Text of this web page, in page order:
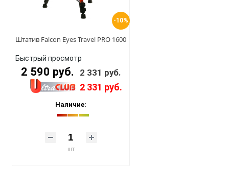
-10%
Штатив Falcon Eyes Travel PRO 1600
Быстрый просмотр
2 590 руб. 2 331 руб.
2 331 руб.
Наличие:
шт